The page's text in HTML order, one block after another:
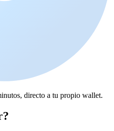
directo a tu propio wallet.